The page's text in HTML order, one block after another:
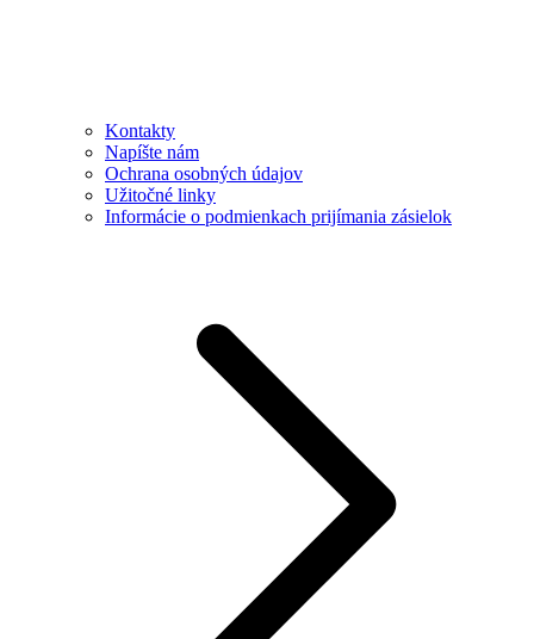
Kontakty
Napíšte nám
Ochrana osobných údajov
Užitočné linky
Informácie o podmienkach prijímania zásielok